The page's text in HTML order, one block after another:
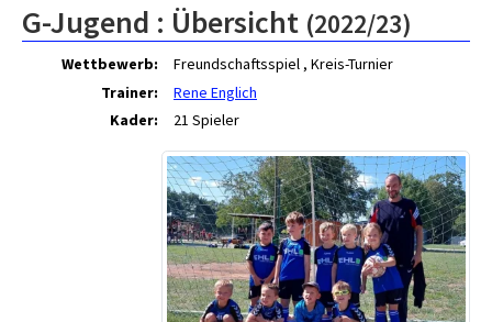
G-Jugend : Übersicht (2022/23)
Wettbewerb:
Freundschaftsspiel , Kreis-Turnier
Trainer:
Rene Englich
Kader:
21 Spieler